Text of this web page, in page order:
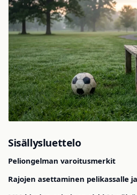
Sisällysluettelo
Peliongelman varoitusmerkit
Rajojen asettaminen pelikassalle